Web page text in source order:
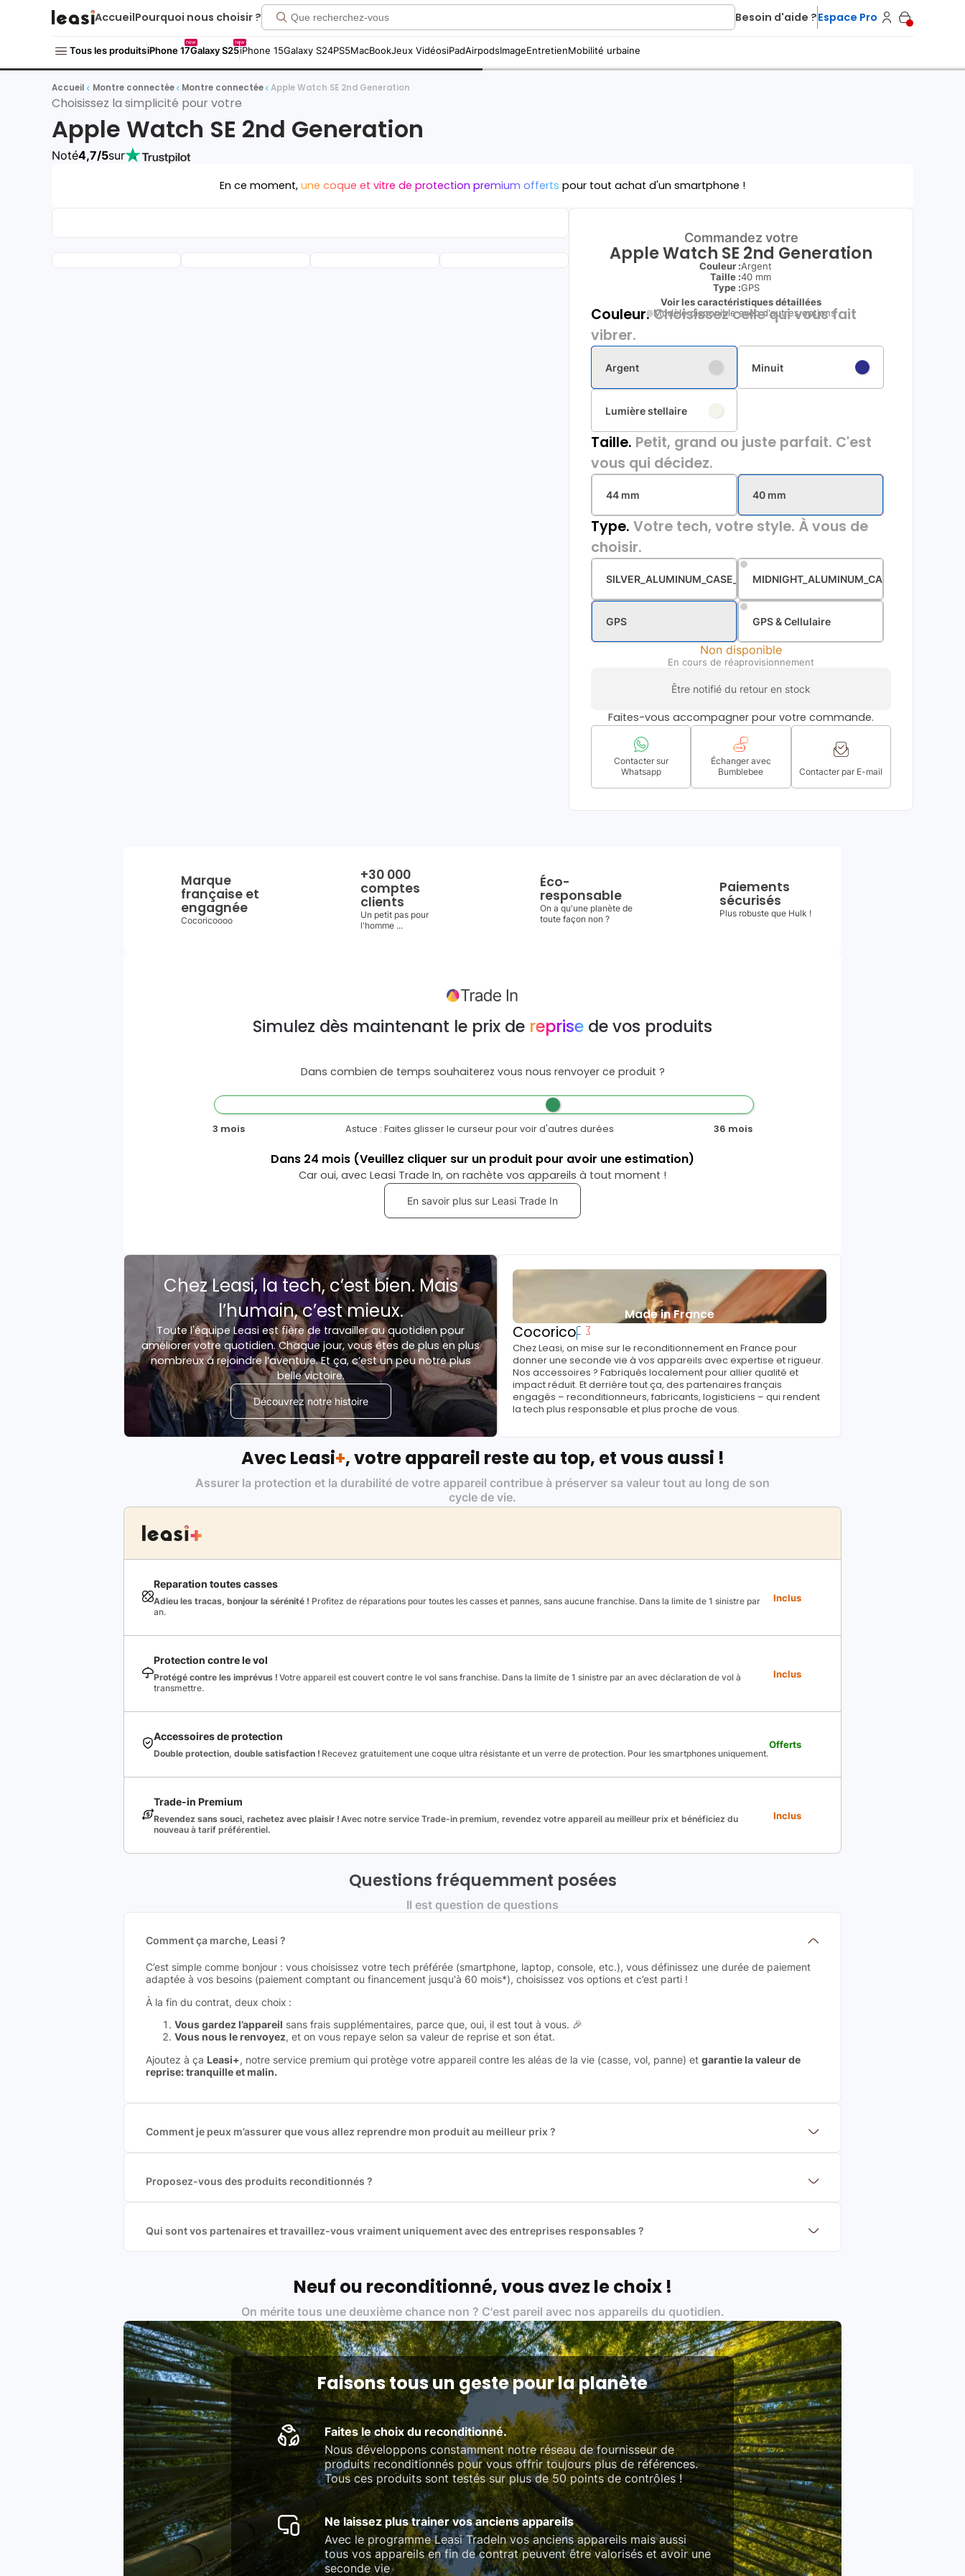
AccueilPourquoi nous choisir ? Besoin d'aide ?Espace Pro
Tous les produitsiPhone 17
new
Galaxy S25
new
iPhone 15Galaxy S24PS5MacBookJeux VidéosiPadAirpodsImageEntretienMobilité urbaine
Accueil Montre connectée Montre connectée Apple Watch SE 2nd Generation
Choisissez la simplicité pour votre
Apple Watch SE 2nd Generation
Noté4,7/5sur
En ce moment, une coque et vitre de protection premium offerts pour tout achat d'un smartphone !
Commandez votre
Apple Watch SE 2nd Generation
Couleur :Argent
Taille :40 mm
Type :GPS
Voir les caractéristiques détaillées
Modèle disponible avec d'autres options
Couleur.Choisissez celle qui vous fait
vibrer.
Argent Minuit
Lumière stellaire
Taille. Petit, grand ou juste parfait. C'est
vous qui décidez.
44 mm 40 mm
Type. Votre tech, votre style. À vous de
choisir.
SILVER_ALUMINUM_CASE_STORM_BLUE_SPORT_BAND
GPS GPS & Cellulaire
Non disponible
En cours de réaprovisionnement
Être notifié du retour en stock
Faites-vous accompagner pour votre commande.
Contacter sur
Whatsapp
Échanger avec
Bumblebee
Contacter par E-mail
Marque
française et
engagnée
Cocoricoooo
+30 000
comptes
clients
Un petit pas pour
l'homme ...
Éco-
responsable
On a qu'une planète de
toute façon non ?
Paiements
sécurisés
Plus robuste que Hulk !
Simulez dès maintenant le prix de reprise de vos produits
Dans combien de temps souhaiterez vous nous renvoyer ce produit ?
3 mois Astuce : Faites glisser le curseur pour voir d'autres durées 36 mois
Dans 24 mois (Veuillez cliquer sur un produit pour avoir une estimation)
Car oui, avec Leasi Trade In, on rachète vos appareils à tout moment !
En savoir plus sur Leasi Trade In
Chez Leasi, la tech, c’est bien. Mais
l’humain, c’est mieux.
Toute l'équipe Leasi est fière de travailler au quotidien pour
améliorer votre quotidien. Chaque jour, vous êtes de plus en plus
nombreux à rejoindre l’aventure. Et ça, c’est un peu notre plus
belle victoire.
Découvrez notre histoire
Made in France
Cocorico
Chez Leasi, on mise sur le reconditionnement en France pour
donner une seconde vie à vos appareils avec expertise et rigueur.
Nos accessoires ? Fabriqués localement pour allier qualité et
impact réduit. Et derrière tout ça, des partenaires français
engagés – reconditionneurs, fabricants, logisticiens – qui rendent
la tech plus responsable et plus proche de vous.
Avec Leasi+, votre appareil reste au top, et vous aussi !
Assurer la protection et la durabilité de votre appareil contribue à préserver sa valeur tout au long de son
cycle de vie.
Reparation toutes casses
Adieu les tracas, bonjour la sérénité ! Profitez de réparations pour toutes les casses et pannes, sans aucune franchise. Dans la limite de 1 sinistre par
an.
Inclus
Protection contre le vol
Protégé contre les imprévus ! Votre appareil est couvert contre le vol sans franchise. Dans la limite de 1 sinistre par an avec déclaration de vol à
transmettre.
Inclus
Accessoires de protection
Double protection, double satisfaction ! Recevez gratuitement une coque ultra résistante et un verre de protection. Pour les smartphones uniquement.
Offerts
Trade-in Premium
Revendez sans souci, rachetez avec plaisir ! Avec notre service Trade-in premium, revendez votre appareil au meilleur prix et bénéficiez du
nouveau à tarif préférentiel.
Inclus
Questions fréquemment posées
Il est question de questions
Comment ça marche, Leasi ?
C’est simple comme bonjour : vous choisissez votre tech préférée (smartphone, laptop, console, etc.), vous définissez une durée de paiement
adaptée à vos besoins (paiement comptant ou financement jusqu'à 60 mois*), choisissez vos options et c’est parti !
À la fin du contrat, deux choix :
Vous gardez l’appareil sans frais supplémentaires, parce que, oui, il est tout à vous. 🎉
Vous nous le renvoyez, et on vous repaye selon sa valeur de reprise et son état.
Ajoutez à ça Leasi+, notre service premium qui protège votre appareil contre les aléas de la vie (casse, vol, panne) et garantie la valeur de
reprise: tranquille et malin.
Comment je peux m’assurer que vous allez reprendre mon produit au meilleur prix ?
Proposez-vous des produits reconditionnés ?
Qui sont vos partenaires et travaillez-vous vraiment uniquement avec des entreprises responsables ?
Labels environnementaux & qualité de nos partenaires :
Produits testés et vérifiés selon des standards rigoureux (80 à 100 points de contrôle en fonction des produits)
Respect des normes RAEE, RoHS, et du référentiel QualiRepar (bonus réparation)
Neuf ou reconditionné, vous avez le choix !
On mérite tous une deuxième chance non ? C'est pareil avec nos appareils du quotidien.
Faisons tous un geste pour la planète
Faites le choix du reconditionné.
Nous développons constamment notre réseau de fournisseur de
produits reconditionnés pour vous offrir toujours plus de références.
Tous ces produits sont testés sur plus de 50 points de contrôles !
Ne laissez plus trainer vos anciens appareils
Avec le programme Leasi TradeIn vos anciens appareils mais aussi
tous vos appareils en fin de contrat peuvent être valorisés et avoir une
seconde vie